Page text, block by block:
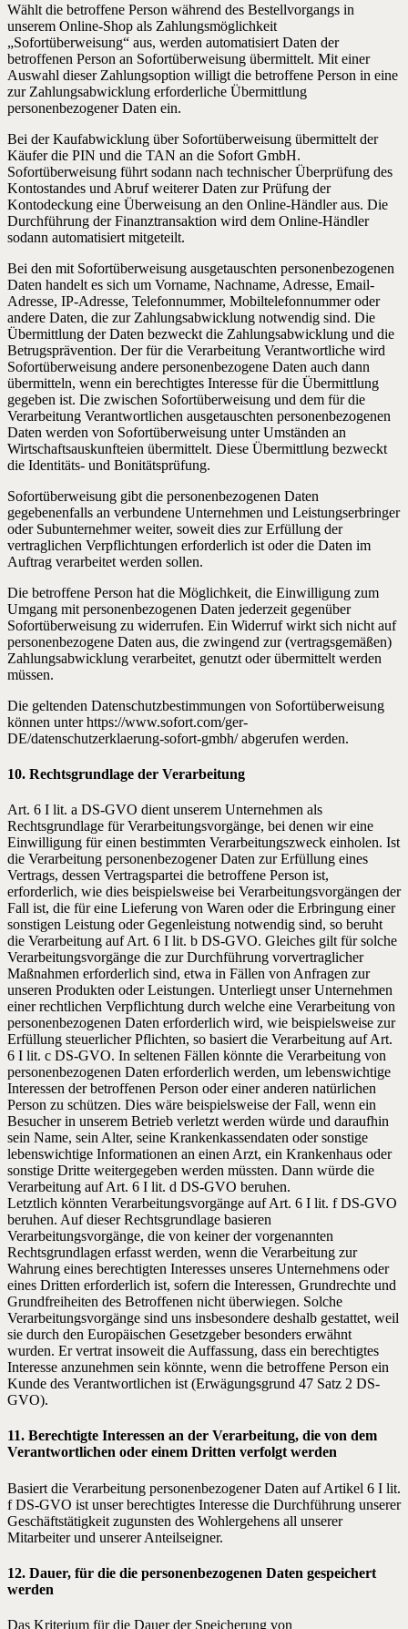
Wählt die betroffene Person während des Bestellvorgangs in
unserem Online-Shop als Zahlungsmöglichkeit
„Sofortüberweisung“ aus, werden automatisiert Daten der
betroffenen Person an Sofortüberweisung übermittelt. Mit einer
Auswahl dieser Zahlungsoption willigt die betroffene Person in eine
zur Zahlungsabwicklung erforderliche Übermittlung
personenbezogener Daten ein.
Bei der Kaufabwicklung über Sofortüberweisung übermittelt der
Käufer die PIN und die TAN an die Sofort GmbH.
Sofortüberweisung führt sodann nach technischer Überprüfung des
Kontostandes und Abruf weiterer Daten zur Prüfung der
Kontodeckung eine Überweisung an den Online-Händler aus. Die
Durchführung der Finanztransaktion wird dem Online-Händler
sodann automatisiert mitgeteilt.
Bei den mit Sofortüberweisung ausgetauschten personenbezogenen
Daten handelt es sich um Vorname, Nachname, Adresse, Email-
Adresse, IP-Adresse, Telefonnummer, Mobiltelefonnummer oder
andere Daten, die zur Zahlungsabwicklung notwendig sind. Die
Übermittlung der Daten bezweckt die Zahlungsabwicklung und die
Betrugsprävention. Der für die Verarbeitung Verantwortliche wird
Sofortüberweisung andere personenbezogene Daten auch dann
übermitteln, wenn ein berechtigtes Interesse für die Übermittlung
gegeben ist. Die zwischen Sofortüberweisung und dem für die
Verarbeitung Verantwortlichen ausgetauschten personenbezogenen
Daten werden von Sofortüberweisung unter Umständen an
Wirtschaftsauskunfteien übermittelt. Diese Übermittlung bezweckt
die Identitäts- und Bonitätsprüfung.
Sofortüberweisung gibt die personenbezogenen Daten
gegebenenfalls an verbundene Unternehmen und Leistungserbringer
oder Subunternehmer weiter, soweit dies zur Erfüllung der
vertraglichen Verpflichtungen erforderlich ist oder die Daten im
Auftrag verarbeitet werden sollen.
Die betroffene Person hat die Möglichkeit, die Einwilligung zum
Umgang mit personenbezogenen Daten jederzeit gegenüber
Sofortüberweisung zu widerrufen. Ein Widerruf wirkt sich nicht auf
personenbezogene Daten aus, die zwingend zur (vertragsgemäßen)
Zahlungsabwicklung verarbeitet, genutzt oder übermittelt werden
müssen.
Die geltenden Datenschutzbestimmungen von Sofortüberweisung
können unter https://www.sofort.com/ger-
DE/datenschutzerklaerung-sofort-gmbh/ abgerufen werden.
10. Rechtsgrundlage der Verarbeitung
Art. 6 I lit. a DS-GVO dient unserem Unternehmen als
Rechtsgrundlage für Verarbeitungsvorgänge, bei denen wir eine
Einwilligung für einen bestimmten Verarbeitungszweck einholen. Ist
die Verarbeitung personenbezogener Daten zur Erfüllung eines
Vertrags, dessen Vertragspartei die betroffene Person ist,
erforderlich, wie dies beispielsweise bei Verarbeitungsvorgängen der
Fall ist, die für eine Lieferung von Waren oder die Erbringung einer
sonstigen Leistung oder Gegenleistung notwendig sind, so beruht
die Verarbeitung auf Art. 6 I lit. b DS-GVO. Gleiches gilt für solche
Verarbeitungsvorgänge die zur Durchführung vorvertraglicher
Maßnahmen erforderlich sind, etwa in Fällen von Anfragen zur
unseren Produkten oder Leistungen. Unterliegt unser Unternehmen
einer rechtlichen Verpflichtung durch welche eine Verarbeitung von
personenbezogenen Daten erforderlich wird, wie beispielsweise zur
Erfüllung steuerlicher Pflichten, so basiert die Verarbeitung auf Art.
6 I lit. c DS-GVO. In seltenen Fällen könnte die Verarbeitung von
personenbezogenen Daten erforderlich werden, um lebenswichtige
Interessen der betroffenen Person oder einer anderen natürlichen
Person zu schützen. Dies wäre beispielsweise der Fall, wenn ein
Besucher in unserem Betrieb verletzt werden würde und daraufhin
sein Name, sein Alter, seine Krankenkassendaten oder sonstige
lebenswichtige Informationen an einen Arzt, ein Krankenhaus oder
sonstige Dritte weitergegeben werden müssten. Dann würde die
Verarbeitung auf Art. 6 I lit. d DS-GVO beruhen.
Letztlich könnten Verarbeitungsvorgänge auf Art. 6 I lit. f DS-GVO
beruhen. Auf dieser Rechtsgrundlage basieren
Verarbeitungsvorgänge, die von keiner der vorgenannten
Rechtsgrundlagen erfasst werden, wenn die Verarbeitung zur
Wahrung eines berechtigten Interesses unseres Unternehmens oder
eines Dritten erforderlich ist, sofern die Interessen, Grundrechte und
Grundfreiheiten des Betroffenen nicht überwiegen. Solche
Verarbeitungsvorgänge sind uns insbesondere deshalb gestattet, weil
sie durch den Europäischen Gesetzgeber besonders erwähnt
wurden. Er vertrat insoweit die Auffassung, dass ein berechtigtes
Interesse anzunehmen sein könnte, wenn die betroffene Person ein
Kunde des Verantwortlichen ist (Erwägungsgrund 47 Satz 2 DS-
GVO).
11. Berechtigte Interessen an der Verarbeitung, die von dem
Verantwortlichen oder einem Dritten verfolgt werden
Basiert die Verarbeitung personenbezogener Daten auf Artikel 6 I lit.
f DS-GVO ist unser berechtigtes Interesse die Durchführung unserer
Geschäftstätigkeit zugunsten des Wohlergehens all unserer
Mitarbeiter und unserer Anteilseigner.
12. Dauer, für die die personenbezogenen Daten gespeichert
werden
Das Kriterium für die Dauer der Speicherung von